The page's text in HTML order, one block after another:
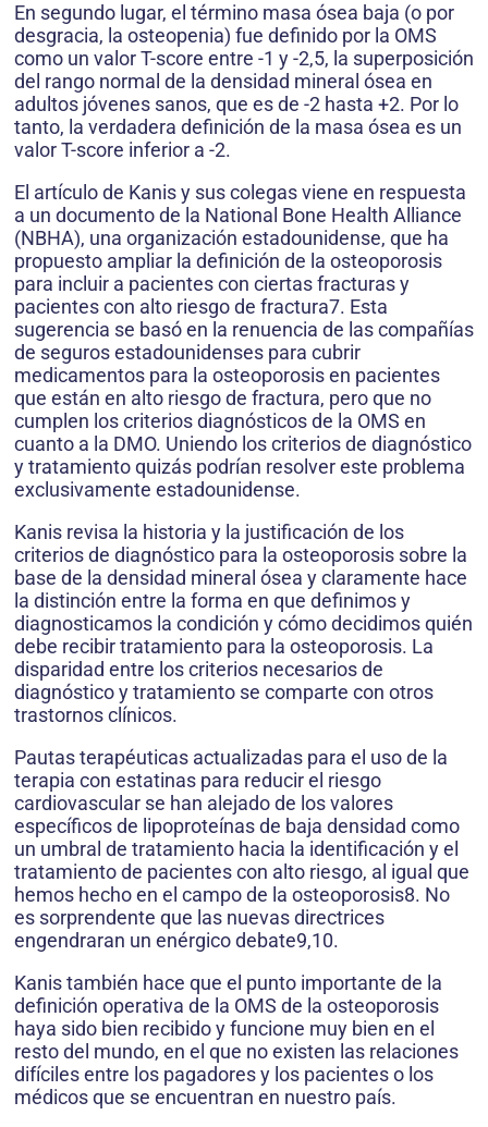
En segundo lugar, el término masa ósea baja (o por
desgracia, la osteopenia) fue definido por la OMS
como un valor T-score entre -1 y -2,5, la superposición
del rango normal de la densidad mineral ósea en
adultos jóvenes sanos, que es de -2 hasta +2. Por lo
tanto, la verdadera definición de la masa ósea es un
valor T-score inferior a -2.
El artículo de Kanis y sus colegas viene en respuesta
a un documento de la National Bone Health Alliance
(NBHA), una organización estadounidense, que ha
propuesto ampliar la definición de la osteoporosis
para incluir a pacientes con ciertas fracturas y
pacientes con alto riesgo de fractura7. Esta
sugerencia se basó en la renuencia de las compañías
de seguros estadounidenses para cubrir
medicamentos para la osteoporosis en pacientes
que están en alto riesgo de fractura, pero que no
cumplen los criterios diagnósticos de la OMS en
cuanto a la DMO. Uniendo los criterios de diagnóstico
y tratamiento quizás podrían resolver este problema
exclusivamente estadounidense.
Kanis revisa la historia y la justificación de los
criterios de diagnóstico para la osteoporosis sobre la
base de la densidad mineral ósea y claramente hace
la distinción entre la forma en que definimos y
diagnosticamos la condición y cómo decidimos quién
debe recibir tratamiento para la osteoporosis. La
disparidad entre los criterios necesarios de
diagnóstico y tratamiento se comparte con otros
trastornos clínicos.
Pautas terapéuticas actualizadas para el uso de la
terapia con estatinas para reducir el riesgo
cardiovascular se han alejado de los valores
específicos de lipoproteínas de baja densidad como
un umbral de tratamiento hacia la identificación y el
tratamiento de pacientes con alto riesgo, al igual que
hemos hecho en el campo de la osteoporosis8. No
es sorprendente que las nuevas directrices
engendraran un enérgico debate9,10.
Kanis también hace que el punto importante de la
definición operativa de la OMS de la osteoporosis
haya sido bien recibido y funcione muy bien en el
resto del mundo, en el que no existen las relaciones
difíciles entre los pagadores y los pacientes o los
médicos que se encuentran en nuestro país.